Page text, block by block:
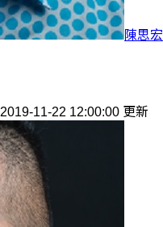
陳思宏
2019-11-22 12:00:00 更新